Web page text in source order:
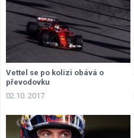
Vettel se po kolizi obává o
převodovku
02.10. 2017